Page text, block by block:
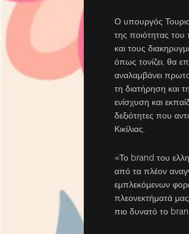
Ο υπουργός
της ποιότητας
και τους
όπως τονίζει, θα
αναλαμβάνει
τη διατήρηση και
ενίσχυση και
δεξιότητες που
Κικίλιας.
«Το brand του
από τα πλέον
εμπλεκόμενων
πλεονεκτήματά
πιο δυνατό το